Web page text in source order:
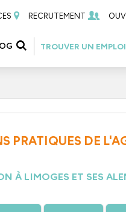
RECRUTEMENT
TROUVER UN EMPLOI
PRATIQUES DE
À LIMOGES ET SES